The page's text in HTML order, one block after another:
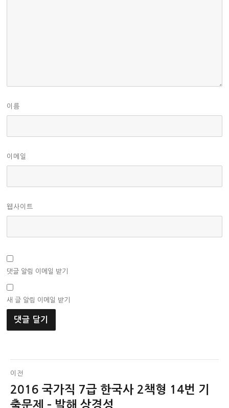
이름
이메일
웹사이트
댓글 알림 이메일 받기
새 글 알림 이메일 받기
글
탐
이전
이
전
2016 국가직 7급 한국사 2책형 14번 기
출문제 – 발해 상경성